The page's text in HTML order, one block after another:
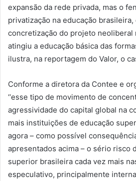
expansão da rede privada, mas o
privatização na educação
concretização do projeto neoliberal
atingiu a educação básica das
ilustra, na reportagem do Valor, o
Conforme a diretora da Contee e
‘‘esse tipo de movimento de
agressividade do capital global na
mais instituições de educação
agora – como possível
apresentados acima – o sério risco
superior brasileira cada vez mais
especulativo, principalmente